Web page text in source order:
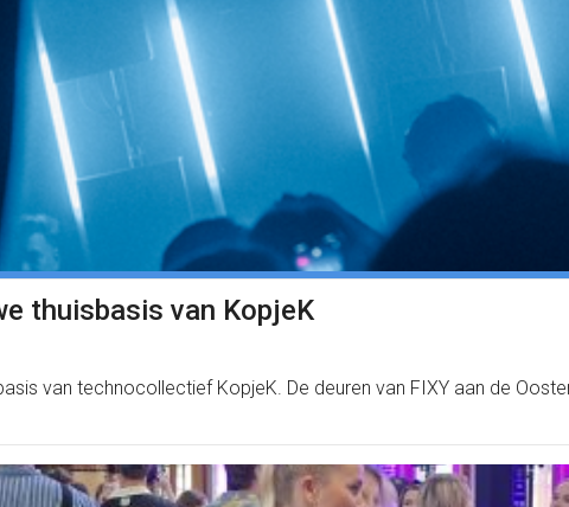
thuisbasis van KopjeK
van technocollectief KopjeK. De deuren van FIXY aan de